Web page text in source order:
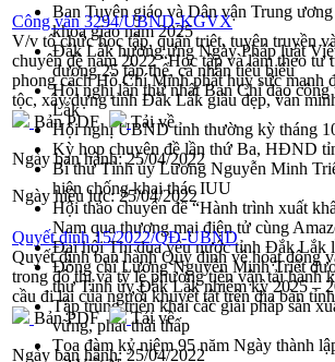
Ban Tuyên giáo và Dân vận Trung
khoa giáo năm 2025
Đắk Lắk hưởng ứng Ngày Pháp luật
dương 25 tập thể, cá nhân tiêu biểu
Hội nghị lần thứ nhất Ban Chỉ đạo
Lắk
Hội nghị UBND tỉnh thường kỳ tháng
Kỳ họp chuyên đề lần thứ Ba, HĐND
Bí thư Tỉnh ủy Lương Nguyễn Minh
hiện chống khai thác IUU
Hội thảo chuyên đề “Hành trình xuất
Nam qua thương mại điện tử cùng
Đại hội Thi đua yêu nước tỉnh Đắk Lắk
Đồng chí Lương Nguyễn Minh Triết
thư Tỉnh ủy Đắk Lắk nhiệm kỳ 2025 –
Tập trung triển khai các giải pháp sản
vững, phát thải thấp
Tọa đàm kỷ niệm 95 năm Ngày thành
Công văn 3294/UBND-KGVX
V/v tổ chức học tập, quán triệt, tuyên truyền
chuyên đề năm 2022 “Học tập và làm theo tư
phong cách Hồ Chí Minh phát huy sức mạnh
tộc, xây dựng tỉnh Đắk Lắk giàu đẹp, văn
Bản PDF
Tải về
Ngày ban hành:25/04/2022
Ngày hiệu lực:25/04/2022
Quyết định 15/2022/QĐ-UBND
Quyết định ban hành Quy định về hoạt động
trong đô thị và tỷ lệ phương tiện vận tải hành
cầu đi lại của người khuyết tật trên địa bàn
Bản PDF
Tải về
Ngày ban hành:25/04/2022